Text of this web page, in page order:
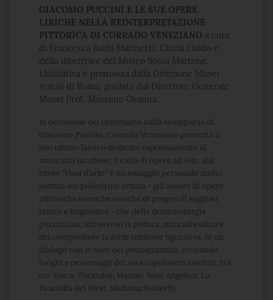
GIACOMO PUCCINI E LE SUE OPERE
LIRICHE NELLA REINTERPRETAZIONE
PITTORICA DI CORRADO VENEZIANO a cura
di Francesca Barbi Marinetti, Cinzia Guido e
della direttrice del Museo Sonia Martone.
L’iniziativa è promossa dalla Direzione Musei
statali di Roma, guidata dal Direttore Generale
Musei Prof. Massimo Osanna.
In occasione del centenario dalla scomparsa di
Giacomo Puccini, Corrado Veneziano presenta il
suo ultimo lavoro dedicato espressamente al
musicista lucchese. Il ciclo di opere ad olio, dal
titolo “Vissi d’arte” è un omaggio personale molto
sentito dal poliedrico artista - già autore di opere
pittoriche iconiche nonché di pregevoli saggi su
teatro e linguistica - che della drammaturgia
pucciniana, attraverso la pittura, mira ad esaltare
del compositore la forte tensione figurativa, in un
dialogo con le note del pentagramma, evocando
luoghi e personaggi dei suoi capolavori assoluti, tra
cui Tosca, Turandot, Manon, Suor Angelica, La
Fanciulla del West, Madama Butterfly.